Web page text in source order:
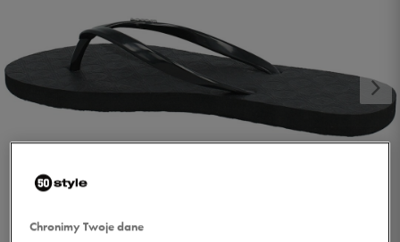
Chronimy Twoje dane